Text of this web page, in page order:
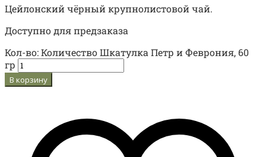
Цейлонский чёрный крупнолистовой чай.
Доступно для предзаказа
Кол-во:Количество Шкатулка Петр и Феврония, 60
гр
В корзину